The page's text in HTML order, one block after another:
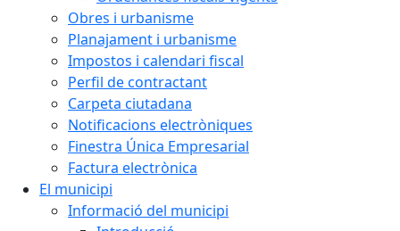
Obres i urbanisme
Planajament i urbanisme
Impostos i calendari fiscal
Perfil de contractant
Carpeta ciutadana
Notificacions electròniques
Finestra Única Empresarial
Factura electrònica
El municipi
Informació del municipi